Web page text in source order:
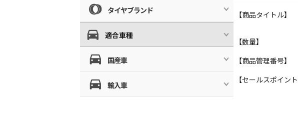
【商品タイトル】
【数量】
【商品管理番号】
【セールスポイント
タイヤブランド
適合車種
国産車
輸入車